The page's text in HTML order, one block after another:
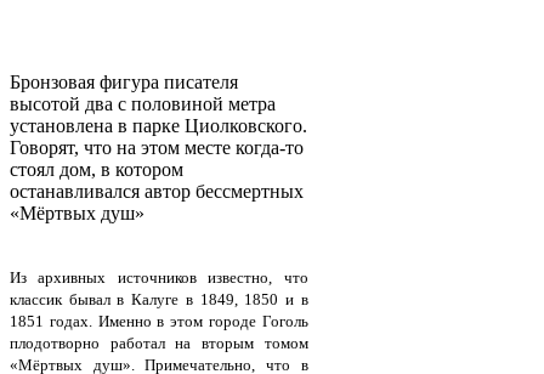
Бронзовая фигура писателя
высотой два с половиной метра
установлена в парке Циолковского.
Говорят, что на этом месте когда-то
стоял дом, в котором
останавливался автор бессмертных
«Мёртвых душ»
Из архивных источников известно, что
классик бывал в Калуге в 1849, 1850 и в
1851 годах. Именно в этом городе Гоголь
плодотворно работал на вторым томом
«Мёртвых душ». Примечательно, что в